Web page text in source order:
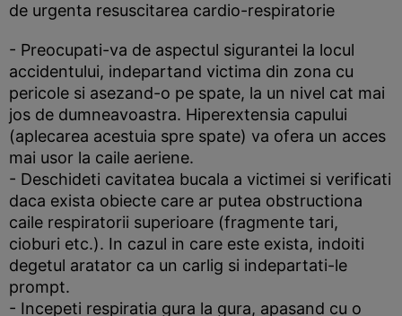
de urgenta resuscitarea cardio-respiratorie
- Preocupati-va de aspectul sigurantei la locul
accidentului, indepartand victima din zona cu
pericole si asezand-o pe spate, la un nivel cat mai
jos de dumneavoastra. Hiperextensia capului
(aplecarea acestuia spre spate) va ofera un acces
mai usor la caile aeriene.
- Deschideti cavitatea bucala a victimei si verificati
daca exista obiecte care ar putea obstructiona
caile respiratorii superioare (fragmente tari,
cioburi etc.). In cazul in care este exista, indoiti
degetul aratator ca un carlig si indepartati-le
prompt.
- Incepeti respiratia gura la gura, apasand cu o